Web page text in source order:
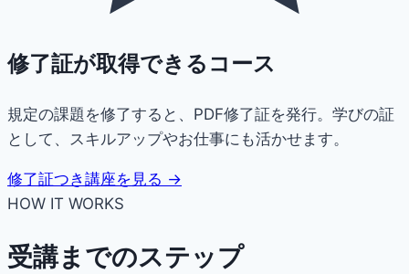
修了証が取得できるコース
規定の課題を修了すると、PDF修了証を発行。学びの証
として、スキルアップやお仕事にも活かせます。
修了証つき講座を見る →
HOW IT WORKS
受講までのステップ